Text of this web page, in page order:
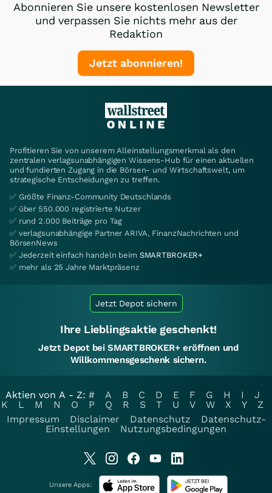
Abonnieren Sie unsere kostenlosen Newsletter
und verpassen Sie nichts mehr aus der
Redaktion
Jetzt abonnieren!
Profitieren Sie von unserem Alleinstellungsmerkmal als den
zentralen verlagsunabhängigen Wissens-Hub für einen aktuellen
und fundierten Zugang in die Börsen- und Wirtschaftswelt, um
strategische Entscheidungen zu treffen.
✅ Größte Finanz-Community Deutschlands
✅ über 550.000 registrierte Nutzer
✅ rund 2.000 Beiträge pro Tag
✅ verlagsunabhängige Partner ARIVA, FinanzNachrichten und
BörsenNews
✅ Jederzeit einfach handeln beim SMARTBROKER+
✅ mehr als 25 Jahre Marktpräsenz
Jetzt Depot sichern
Ihre Lieblingsaktie geschenkt!
Jetzt Depot bei SMARTBROKER+ eröffnen und
Willkommensgeschenk sichern.
Aktien von A - Z: # A B C D E F G H I
J
K
L M N O P Q R S T U V W X Y
Z
Impressum
Disclaimer Datenschutz
Datenschutz-
Einstellungen
Nutzungsbedingungen
Unsere Apps: